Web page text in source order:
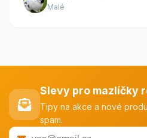
Malé
Slevy pro mazlíčky
Tipy na akce a nové
spam.